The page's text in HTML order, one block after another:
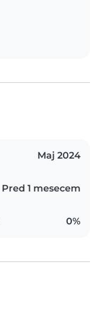
Maj 2024
Pred 1 mesecem
0%